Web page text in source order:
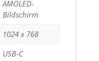
AMOLED-
Bildschirm
1024 x 768
USB-C